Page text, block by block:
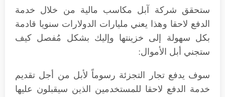
ستحقق شركة آبل مكاسب مالية من خلال خدمة
الدفع لاحقا وهذا يعني مليارات الدولارات سنويا قادمة
بكل سهولة إلى خزينتها وإليك بشكل مُفصل كيف
ستجني أبل الأموال:
سوف يدفع تجار التجزئة رسوماً لأبل من أجل تقديم
خدمة الدفع لاحقا للمستخدمين الذين سيقبلون عليها